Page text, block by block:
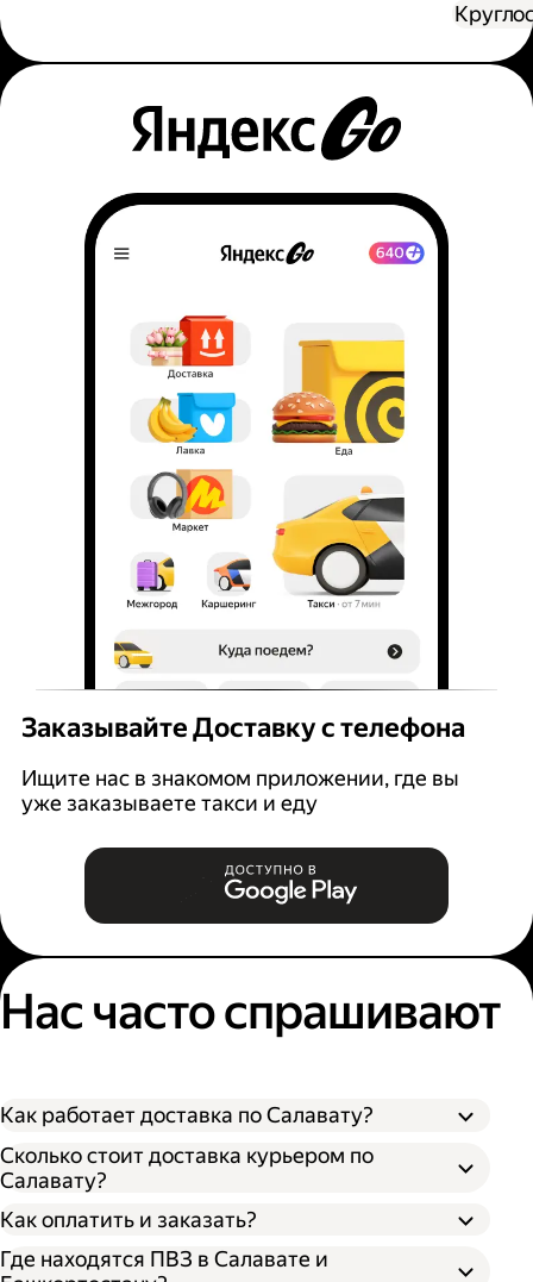
Заказывайте Доставку с телефона
Ищите нас в знакомом приложении, где вы
уже заказываете такси и еду
Нас часто спрашивают
Как работает доставка по Салавату?
Оформите доставку в приложении Яндекс
Доставки.
Сколько стоит доставка курьером по
Салавату?
Как оплатить и заказать?
Где находятся ПВЗ в Салавате и